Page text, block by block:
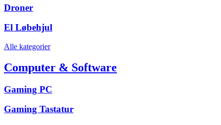
Droner
El Løbehjul
Alle kategorier
Computer & Software
Gaming PC
Gaming Tastatur